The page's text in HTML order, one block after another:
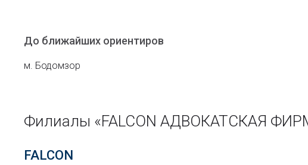
До ближайших ориентиров
м. Бодомзор
Филиалы «FALCON АДВОКАТСКАЯ
FALCON